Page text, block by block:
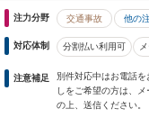
注力分野 交通事故 他の
対応体制 分割払い利用可
注意補足
別件対応中はお電話
しをご希望の方は、
の上、送信ください。